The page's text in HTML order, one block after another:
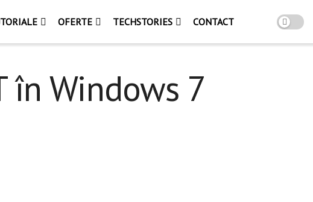
OFERTE TECHSTORIES CONTACT
în Windows 7